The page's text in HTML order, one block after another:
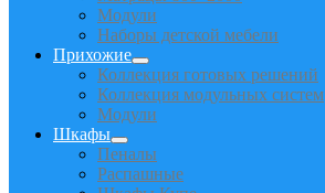
Модули
Наборы детской мебели
Прихожие
Коллекция готовых решений
Коллекция модульных систем
Модули
Шкафы
Пеналы
Распашные